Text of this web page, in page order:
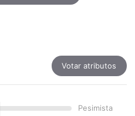
Votar atributos
Pesimista